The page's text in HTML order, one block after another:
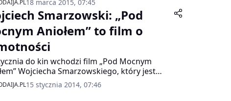
projektów będzie się toczyć w latach 90-
18 marca 2015, 07:45
Smarzowski: „Pod
Aniołem” to film o
do kin wchodzi film „Pod Mocnym
Wojciecha Smarzowskiego, który jest
powieści Jerzego Pilcha. To historia
zmagającego się z alkoholizmem. W roli
15 stycznia 2014, 07:46